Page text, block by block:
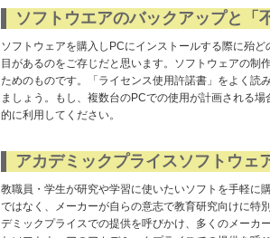
ソフトウエアのバックアップと「
ソフトウェアを購入しPCにインストールする際に殆
目があるのをご存じだと思います。ソフトウェアの制
ためのものです。「ライセンス使用許諾書」をよく読
ましょう。もし、複数台のPCでの使用が計画される
的に利用してください。
アカデミックプライスソフトウェ
教職員・学生が研究や学習に使いたいソフトを手軽に
ではなく、メーカーが自らの意志で教育研究向けに特
デミックプライスでの提供を呼びかけ、多くのメーカ